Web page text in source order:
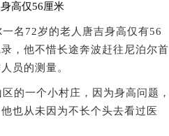
高仅56厘米
名72岁的老人唐吉身高仅有56
，他不惜长途奔波赶往尼泊尔首
员的测量。
一个小村庄，因为身高问题，
也从未因为不长个头去看过医